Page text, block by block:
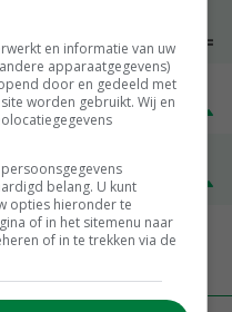
€ 1,09~ € 1,11
€ 197,00 € 2,00
€ 345,00
en informatie van uw
apparaatgegevens)
door en gedeeld met
worden gebruikt. Wij en
belang. U kunt
opties hieronder te
of in het sitemenu naar
of in te trekken via de